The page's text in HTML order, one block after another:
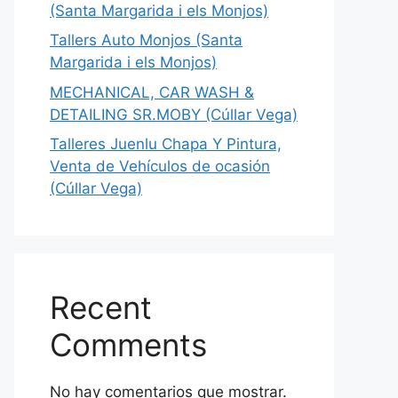
(Santa Margarida i els Monjos)
Tallers Auto Monjos (Santa
Margarida i els Monjos)
MECHANICAL, CAR WASH &
DETAILING SR.MOBY (Cúllar Vega)
Talleres Juenlu Chapa Y Pintura,
Venta de Vehículos de ocasión
(Cúllar Vega)
Recent
Comments
No hay comentarios que mostrar.